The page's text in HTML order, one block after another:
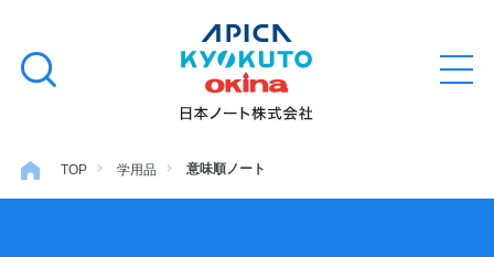
文
キ
ッ
閉
検
る
TOP 学用品 意味順ノート